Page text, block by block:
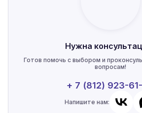
Нужна
Готов помочь с выбором и
вопросам!
+ 7 (812) 923-
Напишите нам: